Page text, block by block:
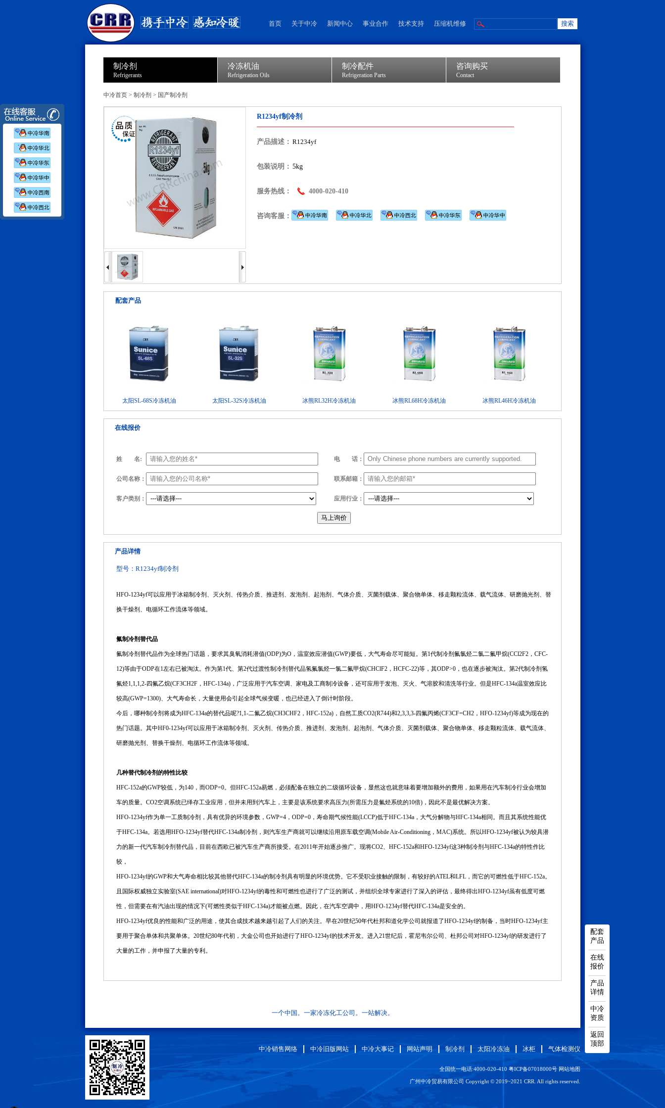
首页 关于中冷 新闻中心 事业合作 技术支持 压缩机维修
制冷剂
Refrigerants
冷冻机油
Refrigeration Oils
制冷配件
Refrigeration Parts
咨询购买
Contact
中冷首页 > 制冷剂 > 国产制冷剂
R1234yf制冷剂
产品描述： R1234yf
包装说明： 5kg
服务热线： 4000-020-410
咨询客服：
配套产品
太阳SL-68S冷冻机油 太阳SL-32S冷冻机油 冰熊RL32H冷冻机油 冰熊RL68H冷冻机油 冰熊RL46H冷冻机油
在线报价
姓 名: 电 话：
公司名称： 联系邮箱：
客户类别： 应用行业：
马上询价
产品详情
型号：R1234yf制冷剂
HFO-1234yf可以应用于冰箱制冷剂、灭火剂、传热介质、推进剂、发泡剂、起泡剂、气体介质、灭菌剂载体、聚合物单体、移走颗粒流体、载气流体、研磨抛光剂、替
换干燥剂、电循环工作流体等领域。
氟制冷剂替代品
氟制冷剂替代品作为全球热门话题，要求其臭氧消耗潜值(ODP)为O，温室效应潜值(GWP)要低，大气寿命尽可能短。第1代制冷剂氟氯烃二氯二氟甲烷(CCl2F2，CFC-
12)等由于ODP在1左右已被淘汰。作为第1代、第2代过渡性制冷剂替代品氢氟氯烃一氯二氟甲烷(CHClF2，HCFC-22)等，其ODP>0，也在逐步被淘汰。第2代制冷剂氢
氟烃1,1,1,2-四氟乙烷(CF3CH2F，HFC-134a)，广泛应用于汽车空调、家电及工商制冷设备，还可应用于发泡、灭火、气溶胶和清洗等行业。但是HFC-134a温室效应比
较高(GWP=1300)、大气寿命长，大量使用会引起全球气候变暖，也已经进入了倒计时阶段。
今后，哪种制冷剂将成为HFC-134a的替代品呢?1,1-二氟乙烷(CH3CHF2，HFC-152a)，自然工质CO2(R744)和2,3,3,3-四氟丙烯(CF3CF=CH2，HFO-1234yf)等成为现在的
热门话题。其中HF0-1234yf可以应用于冰箱制冷剂、灭火剂、传热介质、推进剂、发泡剂、起泡剂、气体介质、灭菌剂载体、聚合物单体、移走颗粒流体、载气流体、
研磨抛光剂、替换干燥剂、电循环工作流体等领域。
几种替代制冷剂的特性比较
HFC-152a的GWP较低，为140，而ODP=0。但HFC-152a易燃，必须配备在独立的二级循环设备，显然这也就意味着要增加额外的费用，如果用在汽车制冷行业会增加
车的质量。CO2空调系统已绎存工业应用，但并未用到汽车上，主要是该系统要求高压力(所需压力是氟烃系统的10倍)，因此不是最优解决方案。
HFO-1234yf作为单一工质制冷剂，具有优异的环境参数，GWP=4，ODP=0，寿命期气候性能(LCCP)低于HFC-134a，大气分解物与HFC-134a相同。而且其系统性能优
于HFC-134a。若选用HFO-1234yf替代HFC-134a制冷剂，则汽车生产商就可以继续沿用原车载空调(Mobile Air-Conditioning，MAC)系统。所以HFO-1234yf被认为较具潜
力的新一代汽车制冷剂替代品，目前在西欧已被汽车生产商所接受。在2011年开始逐步推广。现将CO2、HFC-152a和HFO-1234yf这3种制冷剂与HFC-134a的特性作比
较，
HFO-1234yf的GWP和大气寿命相比较其他替代HFC-134a的制冷剂具有明显的环境优势。它不受职业接触的限制，有较好的ATEL和LFL，而它的可燃性低于HFC-152a。
且国际权威独立实验室(SAE international)对HFO-1234yf的毒性和可燃性也进行了广泛的测试，并组织全球专家进行了深入的评估，最终得出HFO-1234yf虽有低度可燃
性，但需要在有汽油出现的情况下(可燃性类似于HFC-134a)才能被点燃。因此，在汽车空调中，用HFO-1234yf替代HFC-134a是安全的。
HFO-1234yf优良的性能和广泛的用途，使其合成技术越来越引起了人们的关注。早在20世纪50年代杜邦和道化学公司就报道了HFO-1234yf的制备，当时HFO-1234yf主
要用于聚合单体和共聚单体。20世纪80年代初，大金公司也开始进行了HFO-1234yf的技术开发。进入21世纪后，霍尼韦尔公司、杜邦公司对HFO-1234yf的研发进行了
大量的工作，并申报了大量的专利。
一个中国。一家冷冻化工公司。一站解决。
配套
产品
在线
报价
产品
详情
中冷
资质
返回
顶部
中冷销售网络 中冷旧版网站 中冷大事记 网站声明 制冷剂 太阳冷冻油 冰柜 气体检测仪
全国统一电话:4000-020-410 粤ICP备07018000号 网站地图
广州中冷贸易有限公司 Copyright © 2019~2021 CRR. All rights reserved.